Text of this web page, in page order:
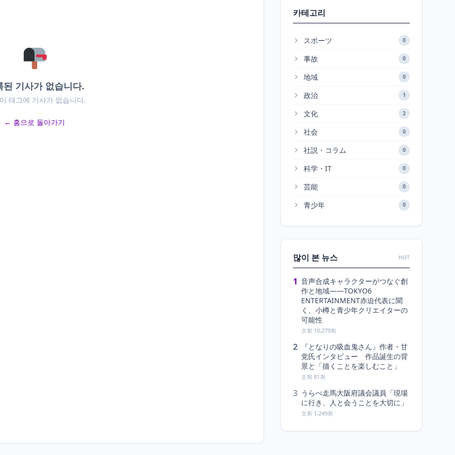
된 기사가 없습니다.
태그에 기사가 없습니다.
← 홈으로 돌아가기
카테고리
スポーツ 0
事故 0
地域 0
政治 1
文化 2
社会 0
社説・コラム 0
科学・IT 0
芸能 0
青少年 0
많이 본 뉴스 HOT
1 音声合成キャラクターがつなぐ創
作と地域――TOKYO6
ENTERTAINMENT赤迫代表に聞
く、小樽と青少年クリエイターの
可能性
조회 10,279회
2
『となりの吸血鬼さん』作者・甘
党氏インタビュー 作品誕生の背
景と「描くことを楽しむこと」
조회 81회
3 うらべ走馬大阪府議会議員「現場
に行き、人と会うことを大切に」
조회 1,249회